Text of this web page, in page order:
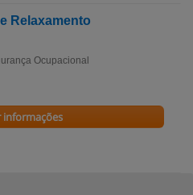
Relaxamento
Ocupacional
informações